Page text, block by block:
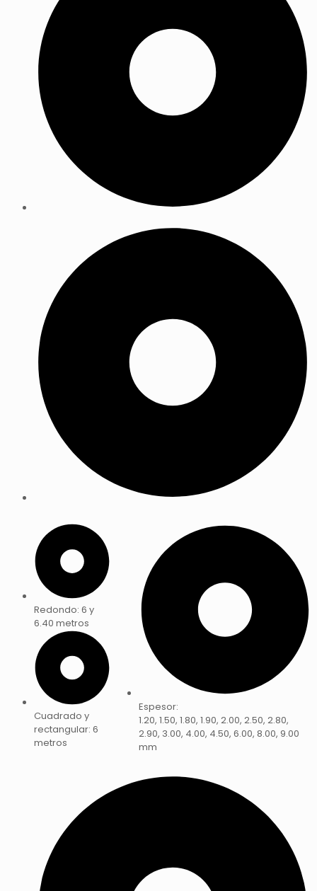
Redondo: 6 y
6.40 metros
Cuadrado y
rectangular: 6
metros
Espesor:
1.20, 1.50, 1.80, 1.90, 2.00, 2.50, 2.80,
2.90, 3.00, 4.00, 4.50, 6.00, 8.00, 9.00
mm